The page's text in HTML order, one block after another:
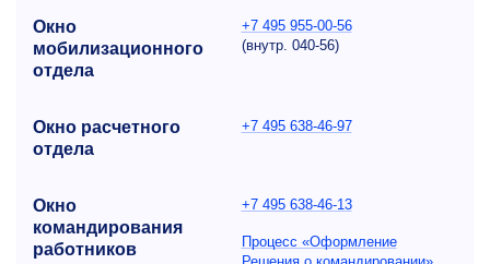
Окно
мобилизационного
отдела
+7 495 955-00-56
(внутр. 040-56)
Окно расчетного
отдела
+7 495 638-46-97
Окно
командирования
работников
+7 495 638-46-13
Процесс «Оформление